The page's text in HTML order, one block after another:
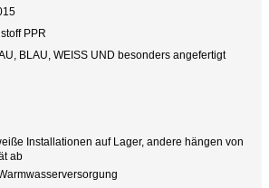
PPR
BLAU, WEISS UND besonders angefertigt
Installationen auf Lager, andere hängen von
ab